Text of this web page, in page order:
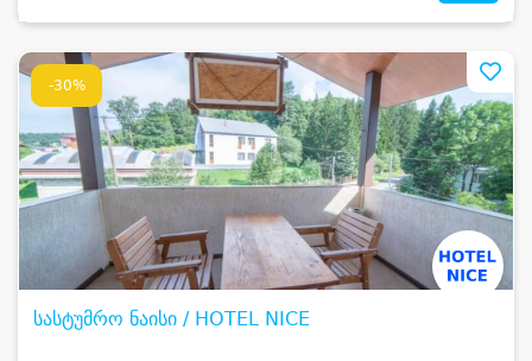
-30%
სასტუმრო ნაისი / HOTEL NICE